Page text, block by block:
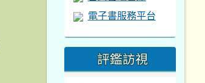
電子書服務平台
評鑑訪視